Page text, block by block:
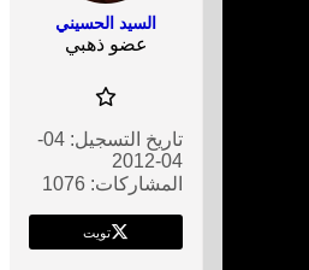
السيد الحسيني
عضو ذهبي
تاريخ التسجيل:
04-
04-2012
المشاركات: 1076
تويت